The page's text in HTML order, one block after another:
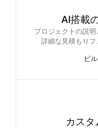
AI搭載
プロジェクトの説
詳細な見積もりフ
ビ
カス